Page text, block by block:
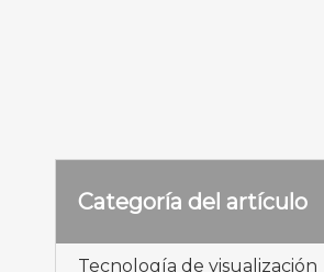
Categoría del artículo
Tecnología de visualización